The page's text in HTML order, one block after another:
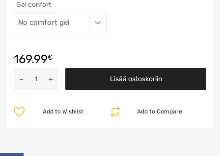
Gel confort
169.99€
Lisää ostoskoriin
Add to Compare
Add to Wishlist